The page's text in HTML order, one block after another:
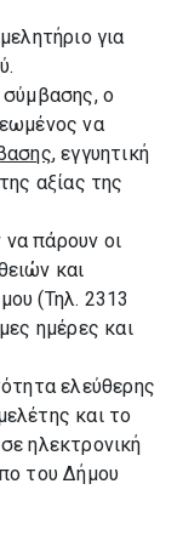
για
ο
να
, εγγυητική
αξίας της
πάρουν οι
και
(Τηλ. 2313
ημέρες και
ελεύθερης
και το
ηλεκτρονική
του Δήμου